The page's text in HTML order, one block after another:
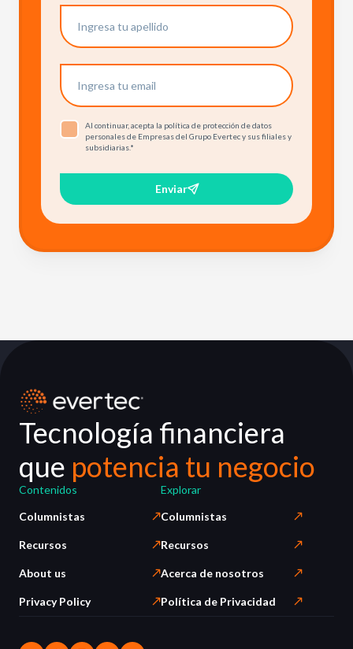
Al continuar, acepta la política de protección de datos
personales de Empresas del Grupo Evertec y sus filiales y
subsidiarias.*
Enviar
Tecnología financiera
que potencia tu negocio
Contenidos
Columnistas
Recursos
About us
Privacy Policy
Explorar
Columnistas
Recursos
Acerca de nosotros
Política de Privacidad